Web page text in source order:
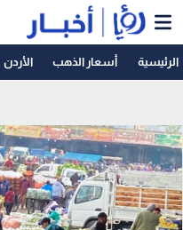
الرئيسية أسعار الذهب الأردن